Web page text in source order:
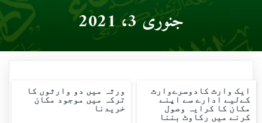
جنوری 3، 2021
ایک وارث کادوسرےوارث
کےلیے ادارے سے اپنے
مکان کا کرایہ وصول
کرنے میں رکاوٹ بننا
ورثہ میں دو وارثوں کا
ترکہ میں موجود مکان
خریدنا